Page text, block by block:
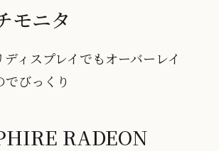
モニタ
ィスプレイでもオーバーレイ
びっくり
RADEON